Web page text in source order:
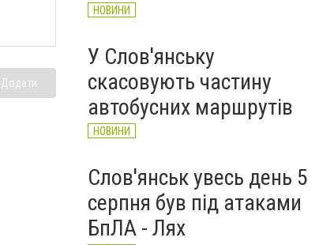
Додати
НОВИНИ
У Слов'янську
скасовують частину
автобусних маршрутів
НОВИНИ
Слов'янськ увесь день 5
серпня був під атаками
БпЛА - Лях